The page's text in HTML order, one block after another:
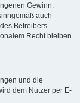
Gewinn.
auch
Betreibers.
Recht bleiben
und die
dem Nutzer per E-